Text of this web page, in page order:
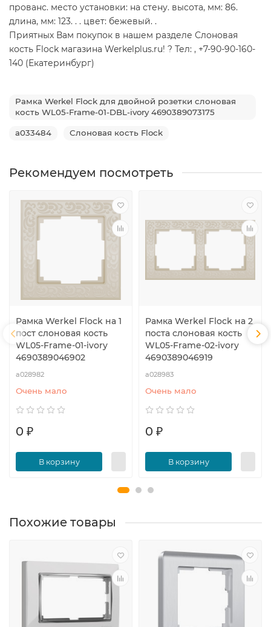
прованс. место установки: на стену. высота, мм: 86.
длина, мм: 123. . . цвет: бежевый. .
Приятных Вам покупок в нашем разделе Слоновая
кость Flock магазина Werkelplus.ru! ? Тел: , +7-90-90-160-
140 (Екатеринбург)
Рамка Werkel Flock для двойной розетки слоновая
кость WL05-Frame-01-DBL-ivory 4690389073175
a033484 Слоновая кость Flock
Рекомендуем посмотреть
Рамка Werkel Flock на 1
пост слоновая кость
WL05-Frame-01-ivory
4690389046902
a028982
Очень мало
0 ₽
В корзину
Рамка Werkel Flock на 2
поста слоновая кость
WL05-Frame-02-ivory
4690389046919
a028983
Очень мало
0 ₽
В корзину
Похожие товары